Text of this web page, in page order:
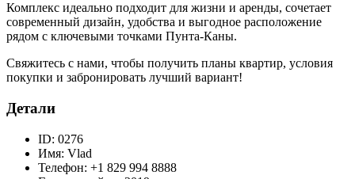
Комплекс идеально подходит для жизни и аренды, сочетает
современный дизайн, удобства и выгодное расположение
рядом с ключевыми точками Пунта-Каны.
Свяжитесь с нами, чтобы получить планы квартир, условия
покупки и забронировать лучший вариант!
Детали
ID: 0276
Имя: Vlad
Телефон: +1 829 994 8888